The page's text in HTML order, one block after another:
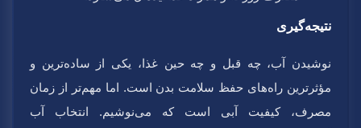
نتیجه‌گیری
نوشیدن آب، چه قبل و چه حین غذا، یکی از ساده‌ترین و
مؤثرترین راه‌های حفظ سلامت بدن است. اما مهم‌تر از زمان
مصرف، کیفیت آبی است که می‌نوشیم. انتخاب آب